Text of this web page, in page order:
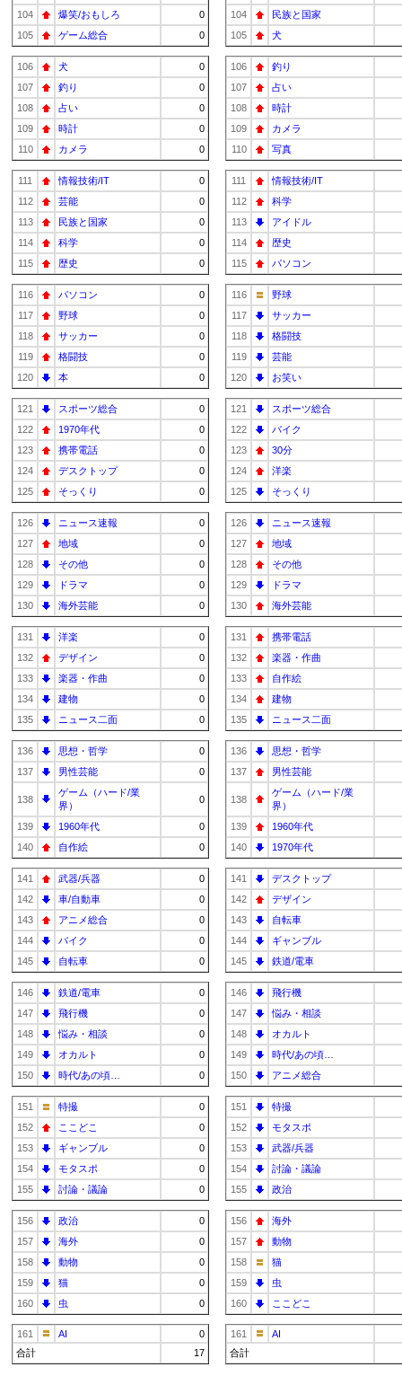
104 爆笑/おもしろ
0
105
ゲーム総合 0
106 犬
0
107
釣り
0
108
占い
0
109
時計
0
110
カメラ 0
111 情報技術/IT
0
112
芸能
0
113
民族と国家
0
114
科学
0
115
歴史 0
116 パソコン
0
117
野球
0
118
サッカー
0
119
格闘技
0
120
本 0
121 スポーツ総合
0
122
1970年代
0
123
携帯電話
0
124
デスクトップ
0
125
そっくり 0
126 ニュース速報
0
127
地域
0
128
その他
0
129
ドラマ
0
130
海外芸能 0
131 洋楽
0
132
デザイン
0
133
楽器・作曲
0
134
建物
0
135
ニュース二面 0
136 思想・哲学
0
137
男性芸能 0
138
ゲーム（ハード/業
界）
0
139 1960年代
0
140
自作絵 0
141 武器/兵器
0
142
車/自動車
0
143
アニメ総合
0
144
バイク
0
145
自転車 0
146 鉄道/電車
0
147
飛行機
0
148
悩み・相談
0
149
オカルト
0
150
時代/あの頃… 0
151 特撮
0
152
ここどこ
0
153
ギャンブル
0
154
モタスポ
0
155
討論・議論 0
156 政治
0
157
海外
0
158
動物
0
159
猫
0
160
虫 0
161 AI
0
合計
17
104
民族と国家
105
犬
106
釣り
107
占い
108
時計
109
カメラ
110
写真
111
情報技術/IT
112
科学
113
アイドル
114
歴史
115
パソコン
116
野球
117
サッカー
118
格闘技
119
芸能
120
お笑い
121
スポーツ総合
122
バイク
123
30分
124
洋楽
125
そっくり
126
ニュース速報
127
地域
128
その他
129
ドラマ
130
海外芸能
131
携帯電話
132
楽器・作曲
133
自作絵
134
建物
135
ニュース二面
136
思想・哲学
137
男性芸能
138
ゲーム（ハード/業
界）
139
1960年代
140
1970年代
141
デスクトップ
142
デザイン
143
自転車
144
ギャンブル
145
鉄道/電車
146
飛行機
147
悩み・相談
148
オカルト
149
時代/あの頃…
150
アニメ総合
151
特撮
152
モタスポ
153
武器/兵器
154
討論・議論
155
政治
156
海外
157
動物
158
猫
159
虫
160
ここどこ
161
AI
合計